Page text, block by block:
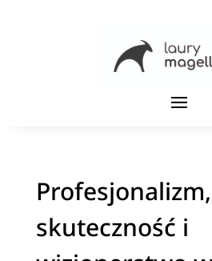
Profesjonalizm,
skuteczność i